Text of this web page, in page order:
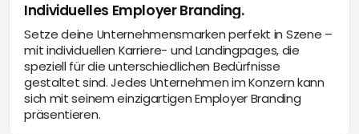
Individuelles Employer Branding.
Setze deine Unternehmensmarken perfekt in Szene –
mit individuellen Karriere- und Landingpages, die
speziell für die unterschiedlichen Bedürfnisse
gestaltet sind. Jedes Unternehmen im Konzern kann
sich mit seinem einzigartigen Employer Branding
präsentieren.